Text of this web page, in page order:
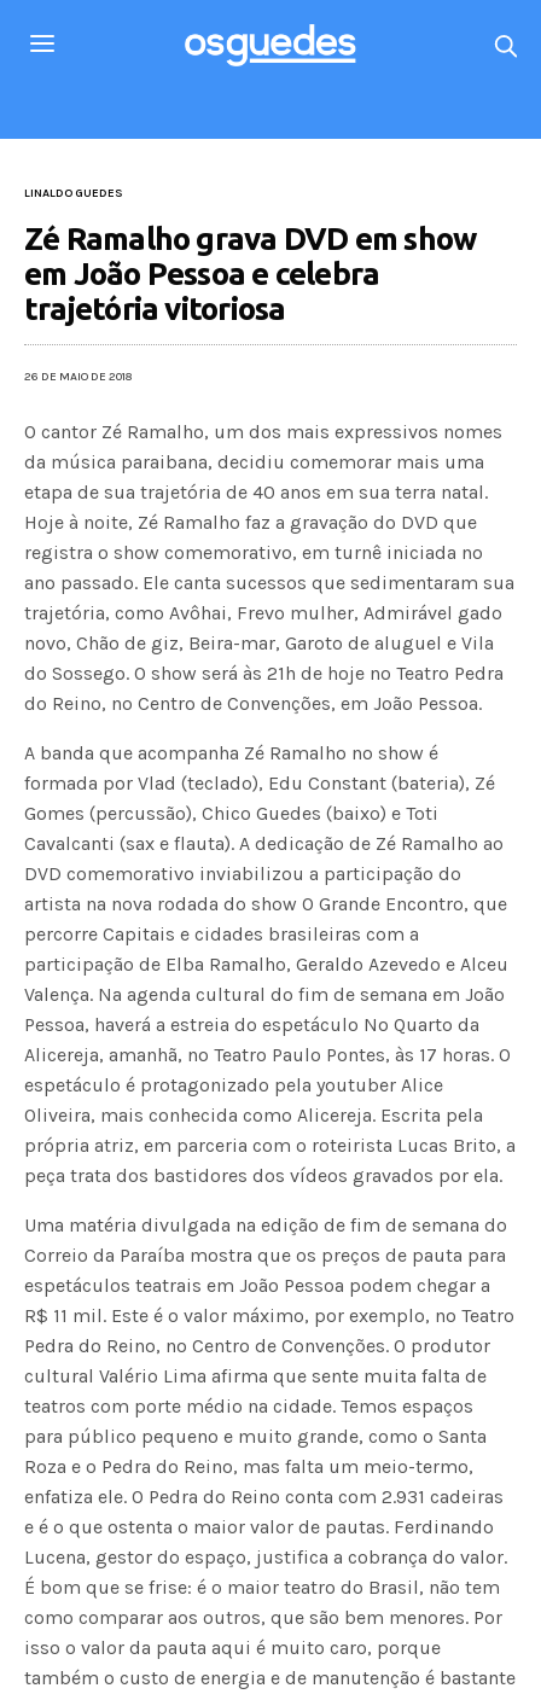
LINALDO GUEDES
Zé Ramalho grava DVD em show
em João Pessoa e celebra
trajetória vitoriosa
26 DE MAIO DE 2018
O cantor Zé Ramalho, um dos mais expressivos nomes
da música paraibana, decidiu comemorar mais uma
etapa de sua trajetória de 40 anos em sua terra natal.
Hoje à noite, Zé Ramalho faz a gravação do DVD que
registra o show comemorativo, em turnê iniciada no
ano passado. Ele canta sucessos que sedimentaram sua
trajetória, como Avôhai, Frevo mulher, Admirável gado
novo, Chão de giz, Beira-mar, Garoto de aluguel e Vila
do Sossego. O show será às 21h de hoje no Teatro Pedra
do Reino, no Centro de Convenções, em João Pessoa.
A banda que acompanha Zé Ramalho no show é
formada por Vlad (teclado), Edu Constant (bateria), Zé
Gomes (percussão), Chico Guedes (baixo) e Toti
Cavalcanti (sax e flauta). A dedicação de Zé Ramalho ao
DVD comemorativo inviabilizou a participação do
artista na nova rodada do show O Grande Encontro, que
percorre Capitais e cidades brasileiras com a
participação de Elba Ramalho, Geraldo Azevedo e Alceu
Valença. Na agenda cultural do fim de semana em João
Pessoa, haverá a estreia do espetáculo No Quarto da
Alicereja, amanhã, no Teatro Paulo Pontes, às 17 horas. O
espetáculo é protagonizado pela youtuber Alice
Oliveira, mais conhecida como Alicereja. Escrita pela
própria atriz, em parceria com o roteirista Lucas Brito, a
peça trata dos bastidores dos vídeos gravados por ela.
Uma matéria divulgada na edição de fim de semana do
Correio da Paraíba mostra que os preços de pauta para
espetáculos teatrais em João Pessoa podem chegar a
R$ 11 mil. Este é o valor máximo, por exemplo, no Teatro
Pedra do Reino, no Centro de Convenções. O produtor
cultural Valério Lima afirma que sente muita falta de
teatros com porte médio na cidade. Temos espaços
para público pequeno e muito grande, como o Santa
Roza e o Pedra do Reino, mas falta um meio-termo,
enfatiza ele. O Pedra do Reino conta com 2.931 cadeiras
e é o que ostenta o maior valor de pautas. Ferdinando
Lucena, gestor do espaço, justifica a cobrança do valor.
É bom que se frise: é o maior teatro do Brasil, não tem
como comparar aos outros, que são bem menores. Por
isso o valor da pauta aqui é muito caro, porque
também o custo de energia e de manutenção é bastante